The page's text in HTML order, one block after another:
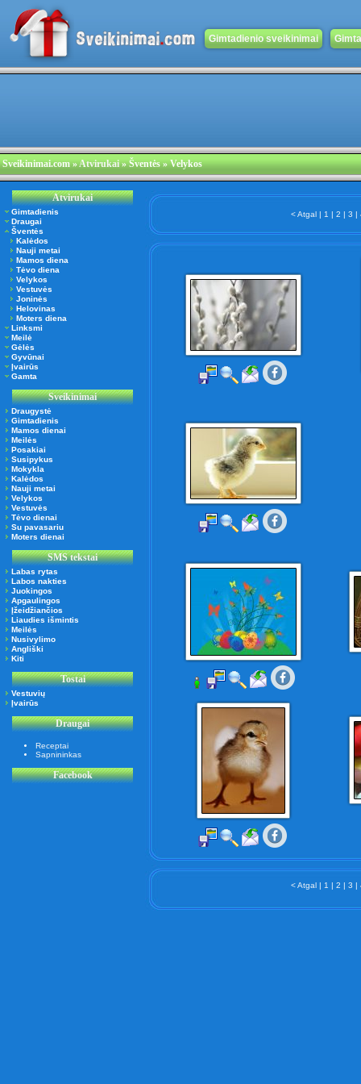
Gimtadienio sveikinimai
Sveikinimai.com»Atvirukai» Šventės » Velykos
Atvirukai
Gimtadienis
Draugai
Šventės
Kalėdos
Nauji metai
Mamos diena
Tėvo diena
Velykos
Vestuvės
Joninės
Helovinas
Moters diena
Linksmi
Meilė
Gėlės
Gyvūnai
Įvairūs
Gamta
Sveikinimai
Draugystė
Gimtadienis
Mamos dienai
Meilės
Posakiai
Susipykus
Mokykla
Kalėdos
Nauji metai
Velykos
Vestuvės
Tėvo dienai
Su pavasariu
Moters dienai
SMS tekstai
Labas rytas
Labos nakties
Juokingos
Apgaulingos
Įžeidžiančios
Liaudies išmintis
Meilės
Nusivylimo
Angliški
Kiti
Tostai
Vestuvių
Įvairūs
Draugai
Receptai
Sapnininkas
Facebook
< Atgal| 1 | 2 | 3 |
< Atgal| 1 | 2 | 3 |